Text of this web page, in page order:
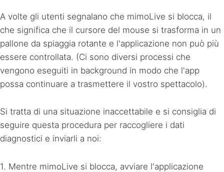
A volte gli utenti segnalano che mimoLive si blocca, il
che significa che il cursore del mouse si trasforma in un
pallone da spiaggia rotante e l'applicazione non può più
essere controllata. (Ci sono diversi processi che
vengono eseguiti in background in modo che l'app
possa continuare a trasmettere il vostro spettacolo).
Si tratta di una situazione inaccettabile e si consiglia di
seguire questa procedura per raccogliere i dati
diagnostici e inviarli a noi:
1. Mentre mimoLive si blocca, avviare l'applicazione